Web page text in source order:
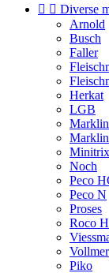
  Diverse
Arnold
Busch
Faller
Herkat
LGB
Minitrix
Noch
Peco
Peco N
Proses
Roco
Vollmer
Piko